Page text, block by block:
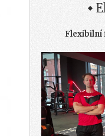
Flexibilní